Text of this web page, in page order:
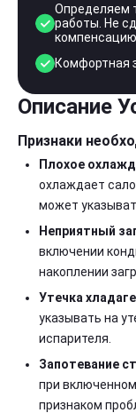
Определяем
работы. Не
Комфортная
Описание
Признаки
Плохое
охлаждает
может
Неприятный
включении
накоплении
Утечка
указывать на
испарителя.
Запотевание
при
признаком